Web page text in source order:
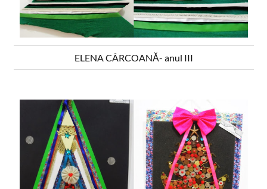
ELENA CÂRCOANĂ- anul III